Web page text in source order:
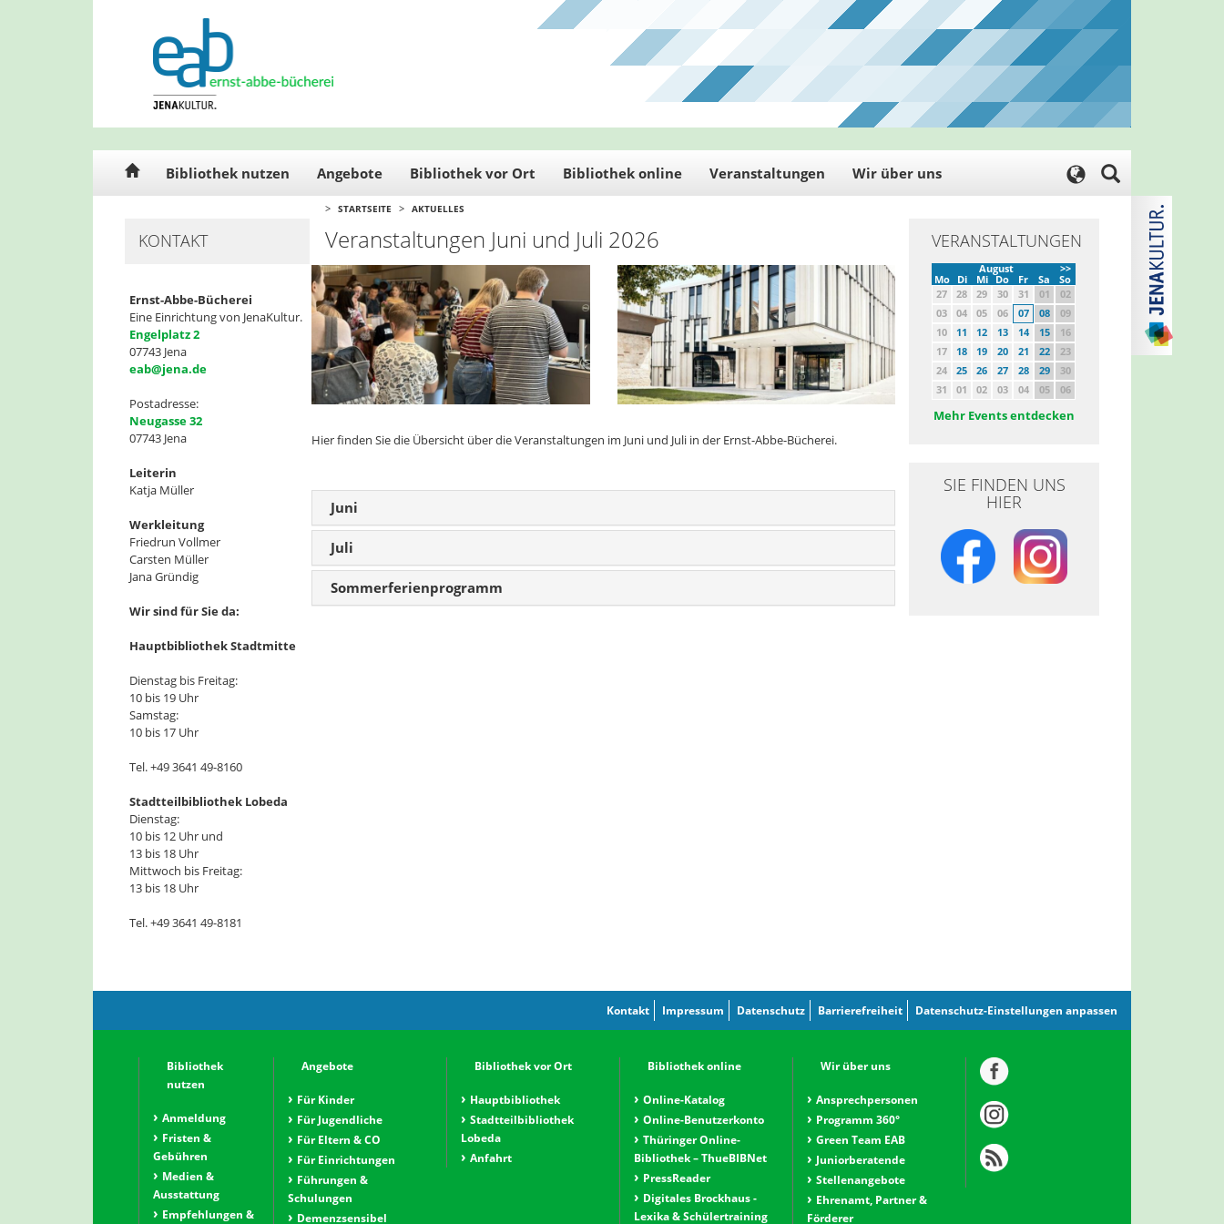
Bibliothek nutzen Angebote Bibliothek vor Ort Bibliothek online Veranstaltungen Wir über uns
KONTAKT
Ernst-Abbe-Bücherei
Eine Einrichtung von JenaKultur.
Engelplatz 2
07743 Jena
eab@jena.de
Postadresse:
Neugasse 32
07743 Jena
Leiterin
Katja Müller
Werkleitung
Friedrun Vollmer
Carsten Müller
Jana Gründig
Wir sind für Sie da:
Hauptbibliothek Stadtmitte
Dienstag bis Freitag:
10 bis 19 Uhr
Samstag:
10 bis 17 Uhr
Tel. +49 3641 49-8160
Stadtteilbibliothek Lobeda
Dienstag:
10 bis 12 Uhr und
13 bis 18 Uhr
Mittwoch bis Freitag:
13 bis 18 Uhr
Tel. +49 3641 49-8181
> STARTSEITE > AKTUELLES
Veranstaltungen Juni und Juli 2026
Hier finden Sie die Übersicht über die Veranstaltungen im Juni und Juli in der Ernst-Abbe-Bücherei.
Juni
Juli
Sommerferienprogramm
VERANSTALTUNGEN
>>
August
Mo
Di Mi Do Fr Sa
So
27
28 29 30 31 01
02
03
04 05 06 07 08
09
10
11 12 13 14 15
16
17
18 19 20 21 22
23
24
25 26 27 28 29
30
31
01 02 03 04 05 06
Mehr Events entdecken
SIE FINDEN UNS
HIER
Kontakt Impressum Datenschutz Barrierefreiheit Datenschutz-Einstellungen anpassen
Bibliothek
nutzen
Anmeldung
Fristen &
Gebühren
Medien &
Ausstattung
Empfehlungen &
Angebote
Für Kinder
Für Jugendliche
Für Eltern & CO
Für Einrichtungen
Führungen &
Schulungen
Demenzsensibel
Bibliothek vor Ort
Hauptbibliothek
Stadtteilbibliothek
Lobeda
Anfahrt
Bibliothek online
Online-Katalog
Online-Benutzerkonto
Thüringer Online-
Bibliothek – ThueBIBNet
PressReader
Digitales Brockhaus -
Lexika & Schülertraining
Wir über uns
Ansprechpersonen
Programm 360°
Green Team EAB
Juniorberatende
Stellenangebote
Ehrenamt, Partner &
Förderer